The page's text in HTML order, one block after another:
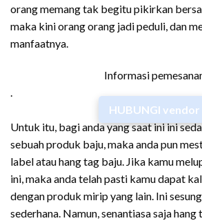
orang memang tak begitu pikirkan
maka kini orang orang jadi peduli, dan
manfaatnya.
Informasi
.
HUBUNGI vendor
Untuk itu, bagi anda yang saat ini ini
sebuah produk baju, maka anda pun
label atau hang tag baju. Jika kamu
ini, maka anda telah pasti kamu dapat
dengan produk mirip yang lain. Ini
sederhana. Namun, senantiasa saja